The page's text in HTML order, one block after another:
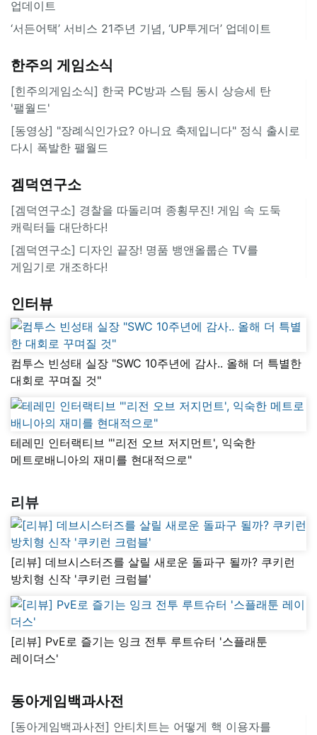
업데이트
‘서든어택’ 서비스 21주년 기념, ‘UP투게더’ 업데이트
한주의 게임소식
[힌주의게임소식] 한국 PC방과 스팀 동시 상승세 탄
'팰월드'
[동영상] "장례식인가요? 아니요 축제입니다" 정식 출시로
다시 폭발한 팰월드
겜덕연구소
[겜덕연구소] 경찰을 따돌리며 종횡무진! 게임 속 도둑
캐릭터들 대단하다!
[겜덕연구소] 디자인 끝장! 명품 뱅앤올룹슨 TV를
게임기로 개조하다!
인터뷰
컴투스 빈성태 실장 "SWC 10주년에 감사.. 올해 더 특별한
대회로 꾸며질 것"
테레민 인터랙티브 "'리전 오브 저지먼트', 익숙한
메트로배니아의 재미를 현대적으로"
리뷰
[리뷰] 데브시스터즈를 살릴 새로운 돌파구 될까? 쿠키런
방치형 신작 '쿠키런 크럼블'
[리뷰] PvE로 즐기는 잉크 전투 루트슈터 '스플래툰
레이더스'
동아게임백과사전
[동아게임백과사전] 안티치트는 어떻게 핵 이용자를